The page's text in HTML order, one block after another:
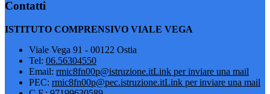
Contatti
ISTITUTO COMPRENSIVO VIALE VEGA
Viale Vega 91 - 00122 Ostia
Tel: 06.56304550
Email: rmic8fn00p@istruzione.itLink per inviare una mail
PEC: rmic8fn00p@pec.istruzione.itLink per inviare una mail